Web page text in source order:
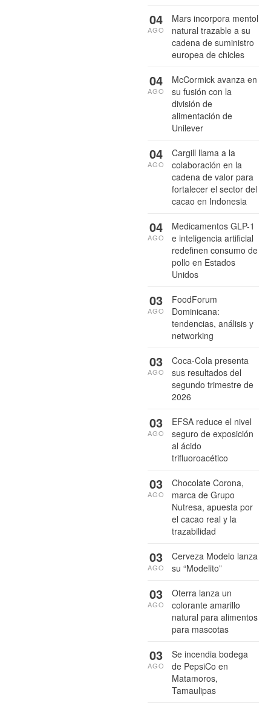
Mars incorpora mentol
natural trazable a su
cadena de suministro
europea de chicles
04
AGO
McCormick avanza en
su fusión con la
división de
alimentación de
Unilever
04
AGO
Cargill llama a la
colaboración en la
cadena de valor para
fortalecer el sector del
cacao en Indonesia
04
AGO
Medicamentos GLP-1
e inteligencia artificial
redefinen consumo de
pollo en Estados
Unidos
04
AGO
FoodForum
Dominicana:
tendencias, análisis y
networking
03
AGO
Coca-Cola presenta
sus resultados del
segundo trimestre de
2026
03
AGO
EFSA reduce el nivel
seguro de exposición
al ácido
trifluoroacético
03
AGO
Chocolate Corona,
marca de Grupo
Nutresa, apuesta por
el cacao real y la
trazabilidad
03
AGO
Cerveza Modelo lanza
su “Modelito”
03
AGO
Oterra lanza un
colorante amarillo
natural para alimentos
para mascotas
03
AGO
Se incendia bodega
de PepsiCo en
Matamoros,
Tamaulipas
03
AGO